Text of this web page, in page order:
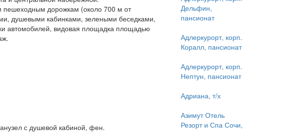
пешеходным дорожкам (около 700 м от
душевыми кабинками, зелеными беседками,
автомобилей, видовая площадка площадью
с душевой кабиной, фен.
Дельфин,
пансионат
Адлеркурорт, корп.
Коралл, пансионат
Адлеркурорт, корп.
Нептун, пансионат
Адриана, т/х
Азимут Отель
Резорт и Спа Сочи,